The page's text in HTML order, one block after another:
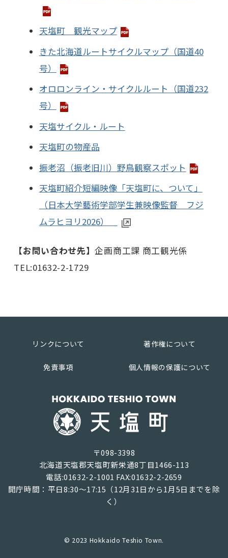
天塩町 観光マップ
きた北海道ルートサイクルマップ（国道40
号）
オロロンライン・サイクルルート（国道232
号）
天塩サイクル・ルート
天塩町の物産品
振老沼（振老旧川）野鳥観察スポット
天塩町紹介短編映像「天塩町に、ついて」
（日本大学藝術学部学生兼映像監督 フジ
ムラヒヨリ2026）
【お問い合わせ先】企画商工課 商工観光係
TEL:01632-2-1729
リンクについて 著作権について
免責事項 個人情報の保護について
〒098-3398
北海道天塩郡天塩町新栄通8丁目1466-113
電話:01632-2-1001 FAX:01632-2-2659
開庁時間：平日8:30～17:15（12月31日から1月5日までを除
く）
© 2023 Hokkaido Teshio Town.